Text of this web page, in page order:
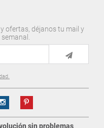
ofertas, déjanos tu mail y
sin problemas